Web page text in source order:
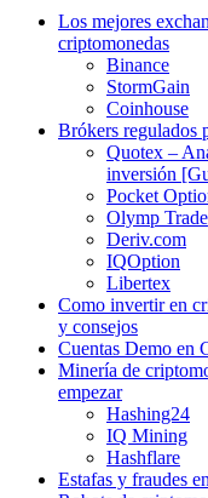
Los mejores
criptomonedas
Binance
StormGain
Coinhouse
Brókers regulados
Quotex –
inversión
Pocket
Olymp Trade
Deriv.com
IQOption
Libertex
Como invertir en
y consejos
Cuentas Demo en
Minería de
empezar
Hashing24
IQ Mining
Hashflare
Estafas y fraudes